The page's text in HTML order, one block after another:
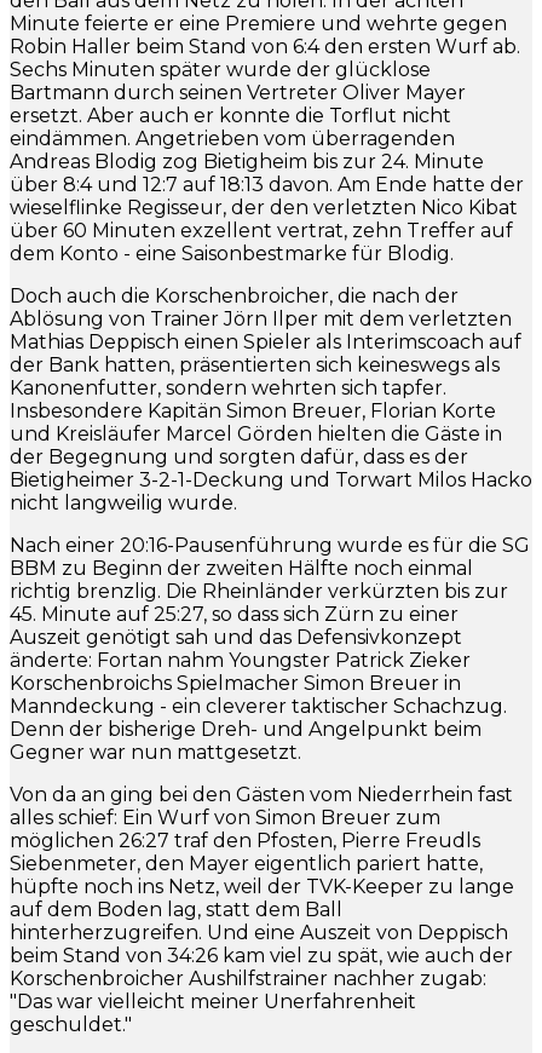
Minute feierte er eine Premiere und wehrte gegen
Robin Haller beim Stand von 6:4 den ersten Wurf ab.
Sechs Minuten später wurde der glücklose
Bartmann durch seinen Vertreter Oliver Mayer
ersetzt. Aber auch er konnte die Torflut nicht
eindämmen. Angetrieben vom überragenden
Andreas Blodig zog Bietigheim bis zur 24. Minute
über 8:4 und 12:7 auf 18:13 davon. Am Ende hatte der
wieselflinke Regisseur, der den verletzten Nico Kibat
über 60 Minuten exzellent vertrat, zehn Treffer auf
dem Konto - eine Saisonbestmarke für Blodig.
Doch auch die Korschenbroicher, die nach der
Ablösung von Trainer Jörn Ilper mit dem verletzten
Mathias Deppisch einen Spieler als Interimscoach auf
der Bank hatten, präsentierten sich keineswegs als
Kanonenfutter, sondern wehrten sich tapfer.
Insbesondere Kapitän Simon Breuer, Florian Korte
und Kreisläufer Marcel Görden hielten die Gäste in
der Begegnung und sorgten dafür, dass es der
Bietigheimer 3-2-1-Deckung und Torwart Milos Hacko
nicht langweilig wurde.
Nach einer 20:16-Pausenführung wurde es für die SG
BBM zu Beginn der zweiten Hälfte noch einmal
richtig brenzlig. Die Rheinländer verkürzten bis zur
45. Minute auf 25:27, so dass sich Zürn zu einer
Auszeit genötigt sah und das Defensivkonzept
änderte: Fortan nahm Youngster Patrick Zieker
Korschenbroichs Spielmacher Simon Breuer in
Manndeckung - ein cleverer taktischer Schachzug.
Denn der bisherige Dreh- und Angelpunkt beim
Gegner war nun mattgesetzt.
Von da an ging bei den Gästen vom Niederrhein fast
alles schief: Ein Wurf von Simon Breuer zum
möglichen 26:27 traf den Pfosten, Pierre Freudls
Siebenmeter, den Mayer eigentlich pariert hatte,
hüpfte noch ins Netz, weil der TVK-Keeper zu lange
auf dem Boden lag, statt dem Ball
hinterherzugreifen. Und eine Auszeit von Deppisch
beim Stand von 34:26 kam viel zu spät, wie auch der
Korschenbroicher Aushilfstrainer nachher zugab:
"Das war vielleicht meiner Unerfahrenheit
geschuldet."